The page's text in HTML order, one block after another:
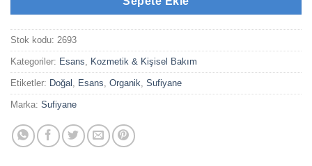
Stok kodu: 2693
Kategoriler: Esans Kozmetik & Kişisel Bakım
Etiketler: Doğal Esans Organik Sufiyane
Marka: Sufiyane